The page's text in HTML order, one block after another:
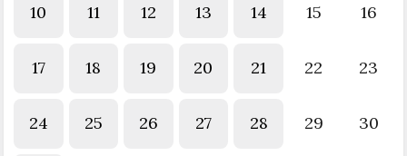
10 11 12 13 14 15 16
17 18 19 20 21 22 23
24 25 26 27 28 29 30